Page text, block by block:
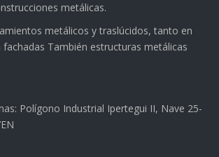
metálicas.
metálicos y traslúcidos, tanto en
También estructuras metálicas
Polígono Industrial Ipertegui II, Nave 25-